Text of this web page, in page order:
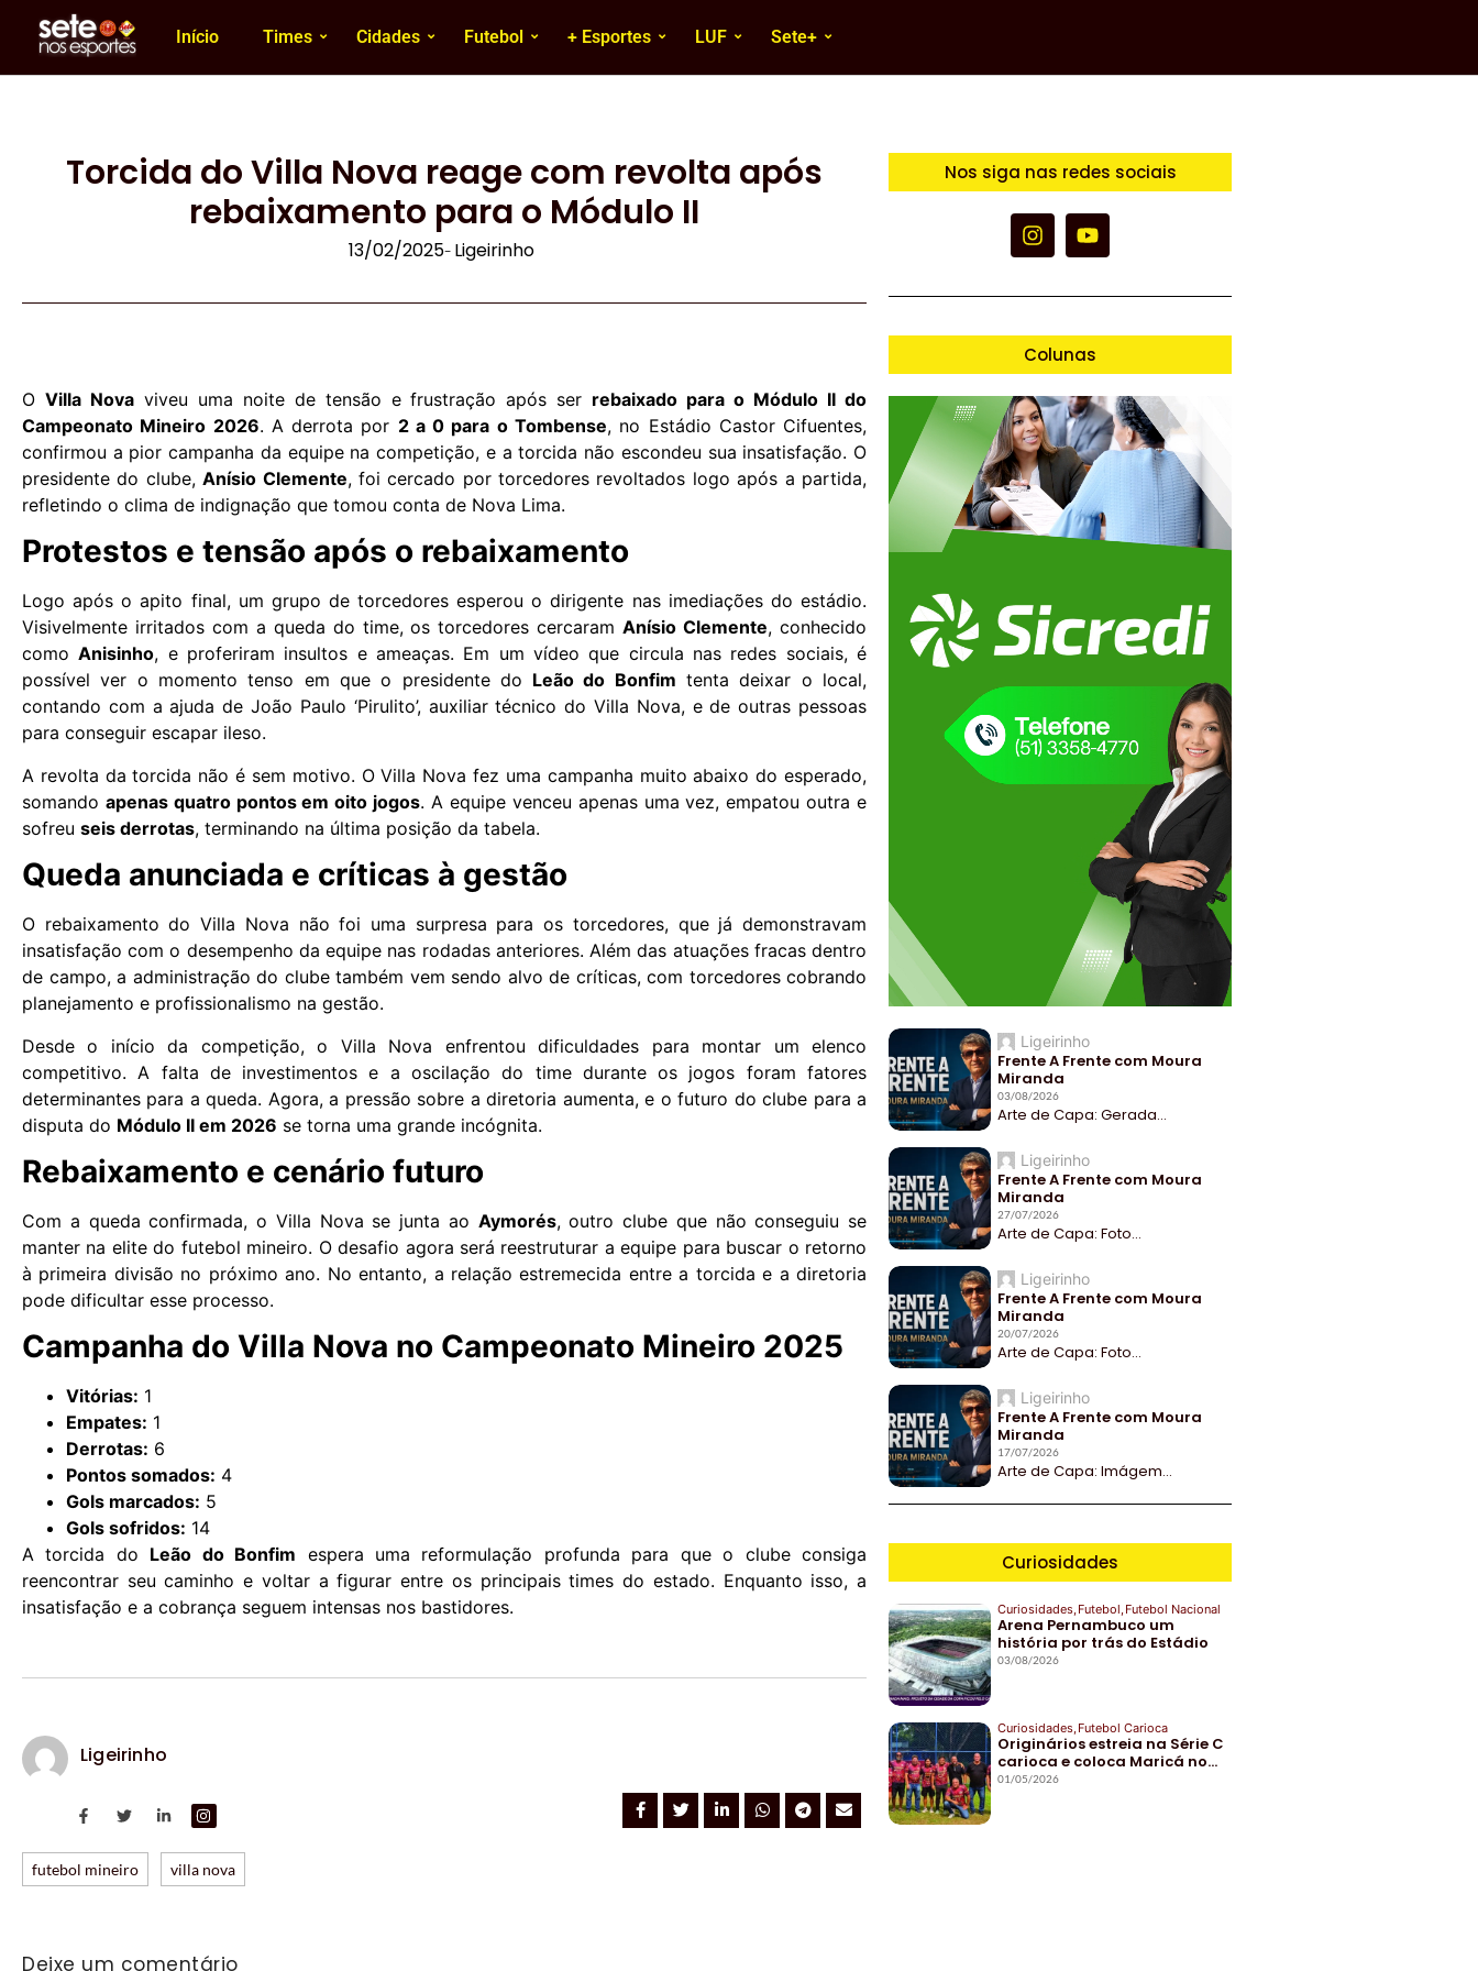
Início Times Cidades Futebol + Esportes LUF Sete+
Torcida do Villa Nova reage com revolta após
rebaixamento para o Módulo II
13/02/2025- Ligeirinho
O Villa Novaviveu uma noite de tensão e frustração após ser rebaixado para o Módulo II do
Campeonato Mineiro 2026. A derrota por 2 a 0 para o Tombense, no Estádio Castor Cifuentes,
confirmou a pior campanha da equipe na competição, e a torcida não escondeu sua insatisfação. O
presidente do clube,Anísio Clemente, foi cercado por torcedores revoltados logo após a partida,
refletindo o clima de indignação que tomou conta de Nova Lima.
Protestos e tensão após o rebaixamento
Logo após o apito final, um grupo de torcedores esperou o dirigente nas imediações do estádio.
Visivelmente irritados com a queda do time, os torcedores cercaramAnísio Clemente, conhecido
comoAnisinho, e proferiram insultos e ameaças. Em um vídeo que circula nas redes sociais, é
possível ver o momento tenso em que o presidente do Leão do Bonfim tenta deixar o local,
contando com a ajuda de João Paulo ‘Pirulito’, auxiliar técnico do Villa Nova, e de outras pessoas
para conseguir escapar ileso.
A revolta da torcida não é sem motivo. O Villa Nova fez uma campanha muito abaixo do esperado,
somando apenas quatro pontos em oito jogos. A equipe venceu apenas uma vez, empatou outra e
sofreu seis derrotas, terminando na última posição da tabela.
Queda anunciada e críticas à gestão
O rebaixamento do Villa Nova não foi uma surpresa para os torcedores, que já demonstravam
insatisfação com o desempenho da equipe nas rodadas anteriores. Além das atuações fracas dentro
de campo, a administração do clube também vem sendo alvo de críticas, com torcedores cobrando
planejamento e profissionalismo na gestão.
Desde o início da competição, o Villa Nova enfrentou dificuldades para montar um elenco
competitivo. A falta de investimentos e a oscilação do time durante os jogos foram fatores
determinantes para a queda. Agora, a pressão sobre a diretoria aumenta, e o futuro do clube para a
disputa do Módulo II em 2026 se torna uma grande incógnita.
Rebaixamento e cenário futuro
Com a queda confirmada, o Villa Nova se junta ao Aymorés, outro clube que não conseguiu se
manter na elite do futebol mineiro. O desafio agora será reestruturar a equipe para buscar o retorno
à primeira divisão no próximo ano. No entanto, a relação estremecida entre a torcida e a diretoria
pode dificultar esse processo.
Campanha do Villa Nova no Campeonato Mineiro 2025
Vitórias: 1
Empates: 1
Derrotas: 6
Pontos somados: 4
Gols marcados: 5
Gols sofridos: 14
A torcida do Leão do Bonfim espera uma reformulação profunda para que o clube consiga
reencontrar seu caminho e voltar a figurar entre os principais times do estado. Enquanto isso, a
insatisfação e a cobrança seguem intensas nos bastidores.
Ligeirinho
futebol mineiro villa nova
Deixe um comentário
Nos siga nas redes sociais
Colunas
Ligeirinho
Frente A Frente com Moura
Miranda
03/08/2026
Arte de Capa: Gerada...
Ligeirinho
Frente A Frente com Moura
Miranda
27/07/2026
Arte de Capa: Foto...
Ligeirinho
Frente A Frente com Moura
Miranda
20/07/2026
Arte de Capa: Foto...
Ligeirinho
Frente A Frente com Moura
Miranda
17/07/2026
Arte de Capa: Imágem...
Curiosidades
Curiosidades Futebol Futebol Nacional
Arena Pernambuco um
história por trás do Estádio
03/08/2026
Curiosidades Futebol Carioca
Originários estreia na Série C
carioca e coloca Maricá no…
01/05/2026